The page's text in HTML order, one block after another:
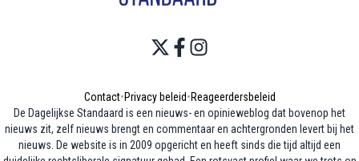
Contact•Privacy beleid•Reageerdersbeleid
De Dagelijkse Standaard is een nieuws- en opinieweblog dat bovenop het
nieuws zit, zelf nieuws brengt en commentaar en achtergronden levert bij het
nieuws. De website is in 2009 opgericht en heeft sinds die tijd altijd een